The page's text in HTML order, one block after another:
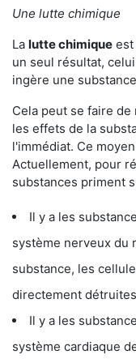
Une lutte chimique
La lutte chimique est
un seul résultat,
ingère une
Cela peut se faire de
les effets de la
l'immédiat. Ce
Actuellement, pour
substances priment
Il y a les
système nerveux du
substance, les
directement
Il y a les
système cardiaque